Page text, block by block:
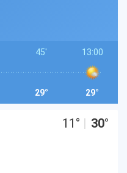
45'
29°
13:00
29°
11 ° | 30°